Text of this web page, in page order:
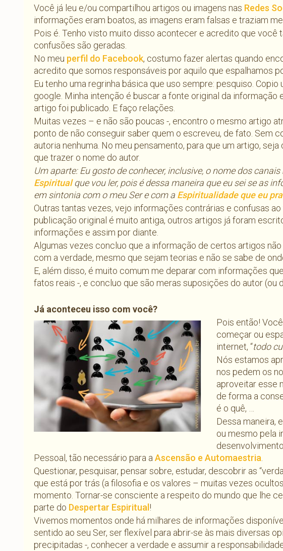
Você já leu e/ou compartilhou artigos ou imagens nas Redes
informações eram boatos, as imagens eram falsas e traziam
Pois é. Tenho visto muito disso acontecer e acredito que você
confusões são geradas.
No meu perfil do Facebook, costumo fazer alertas quando
acredito que somos responsáveis por aquilo que espalhamos
Eu tenho uma regrinha básica que uso sempre: pesquiso.
google. Minha intenção é buscar a fonte original da informação
artigo foi publicado. E faço relações.
Muitas vezes – e não são poucas -, encontro o mesmo artigo
ponto de não conseguir saber quem o escreveu, de fato. Sem
autoria nenhuma. No meu pensamento, para que um artigo,
que trazer o nome do autor.
Um aparte: Eu gosto de conhecer, inclusive, o nome dos
Espiritualque vou ler, pois é dessa maneira que eu sei se as
em sintonia com o meu Ser e com a Espiritualidade que eu
Outras tantas vezes, vejo informações contrárias e confusas
publicação original é muito antiga, outros artigos já foram
informações e assim por diante.
Algumas vezes concluo que a informação de certos artigos
com a verdade, mesmo que sejam teorias e não se sabe de
E, além disso, é muito comum me deparar com informações
fatos reais -, e concluo que são meras suposições do autor (ou
Já aconteceu isso com você?
Pois então!
começar ou
internet, “todo
Nós estamos
nos pedem os
aproveitar esse
de forma a
é o quê, …
Dessa maneira,
ou mesmo pela
Pessoal, tão necessário para a Ascensão e Automaestria
Questionar, pesquisar, pensar sobre, estudar, descobrir as
que está por trás (a filosofia e os valores – muitas vezes
momento. Tornar-se consciente a respeito do mundo que lhe
parte do Despertar Espiritual !
Vivemos momentos onde há milhares de informações
sentido ao seu Ser, ser flexível para abrir-se às mais diversas
precipitadas -, conhecer a verdade e assumir a